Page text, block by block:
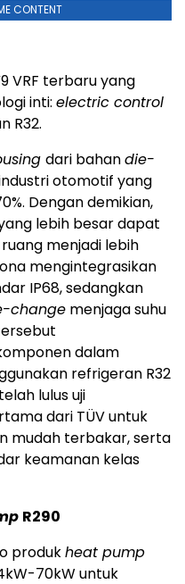
CONTENT
VRF terbaru yang
inti: electric control
R32.
dari bahandie-
otomotif yang
Dengan demikian,
lebih besar dapat
menjadi lebih
mengintegrasikan
IP68, sedangkan
change menjaga suhu
dalam
refrigeran R32
lulus uji
dari TÜV untuk
mudah terbakar, serta
keamanan kelas
R290
produkheat pump
70kW untuk